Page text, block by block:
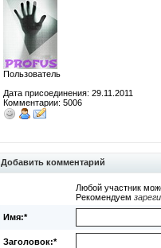
Пользователь
Дата присоединения: 29.11.2011
Комментарии: 5006
Добавить комментарий
Любой участник
Рекомендуем
Имя:*
Заголовок:*